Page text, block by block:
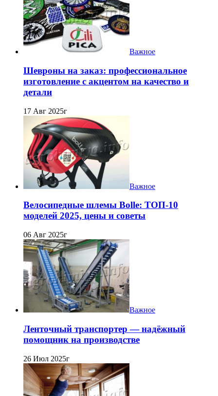
Важное
Шевроны на заказ: профессиональное
изготовление с акцентом на качество и
детали
17 Авг 2025г
Важное
Велосипедные шлемы Bolle: ТОП-10
моделей 2025, цены и советы
06 Авг 2025г
Важное
Ленточный транспортер — надёжный
помощник на производстве
26 Июл 2025г